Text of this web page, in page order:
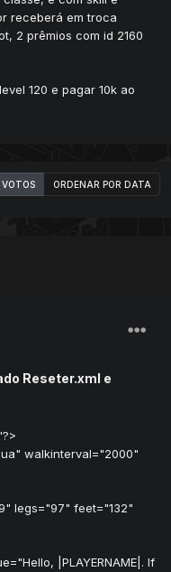
receberá em troca
2 prêmios com id 2160
120 e pagar 10k ao
VOTOS ORDENAR POR DATA
Reseter.xml e
walkinterval="2000"
legs="97" feet="132"
|PLAYERNAME|. If